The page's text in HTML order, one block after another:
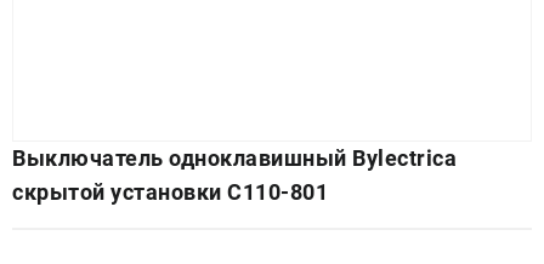
Выключатель одноклавишный Bylectrica
скрытой установки С110-801